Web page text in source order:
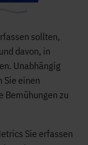
sollten,
davon, in
Unabhängig
Sie einen
Bemühungen zu
Sie erfassen